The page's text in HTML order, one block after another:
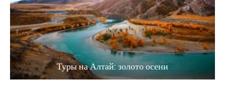
Туры на Алтай: золото осени